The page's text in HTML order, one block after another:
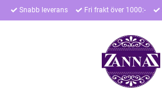
Snabb leverans Fri frakt över 1000:-